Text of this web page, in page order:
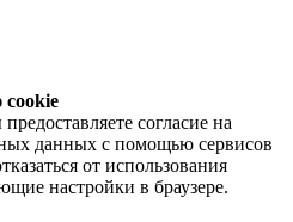
cookie
согласие на
данных с помощью сервисов
от использования
настройки в браузере.